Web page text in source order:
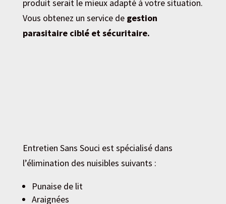
produit serait le mieux adapté à votre situation.
Vous obtenez un service de gestion
parasitaire ciblé et sécuritaire.
Entretien Sans Souci est spécialisé dans
l’élimination des nuisibles suivants :
Punaise de lit
Araignées